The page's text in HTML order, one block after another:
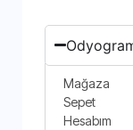
Mağaza
Sepet
Hesabım